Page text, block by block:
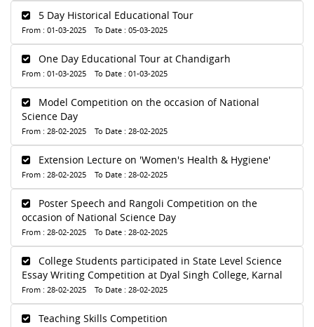
5 Day Historical Educational Tour
From : 01-03-2025 To Date : 05-03-2025
One Day Educational Tour at Chandigarh
From : 01-03-2025 To Date : 01-03-2025
Model Competition on the occasion of National
Science Day
From : 28-02-2025 To Date : 28-02-2025
Extension Lecture on 'Women's Health & Hygiene'
From : 28-02-2025 To Date : 28-02-2025
Poster Speech and Rangoli Competition on the
occasion of National Science Day
From : 28-02-2025 To Date : 28-02-2025
College Students participated in State Level Science
Essay Writing Competition at Dyal Singh College, Karnal
From : 28-02-2025 To Date : 28-02-2025
Teaching Skills Competition